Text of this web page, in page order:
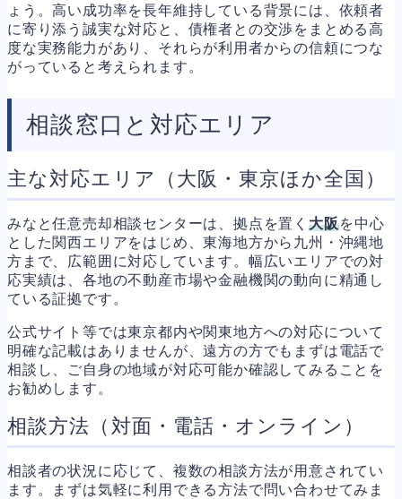
ょう。高い成功率を長年維持している背景には、依頼者
に寄り添う誠実な対応と、債権者との交渉をまとめる高
度な実務能力があり、それらが利用者からの信頼につな
がっていると考えられます。
相談窓口と対応エリア
主な対応エリア（大阪・東京ほか全国）
みなと任意売却相談センターは、拠点を置く 大阪を中心
とした関西エリアをはじめ、東海地方から九州・沖縄地
方まで、広範囲に対応しています。幅広いエリアでの対
応実績は、各地の不動産市場や金融機関の動向に精通し
ている証拠です。
公式サイト等では東京都内や関東地方への対応について
明確な記載はありませんが、遠方の方でもまずは電話で
相談し、ご自身の地域が対応可能か確認してみることを
お勧めします。
相談方法（対面・電話・オンライン）
相談者の状況に応じて、複数の相談方法が用意されてい
ます。まずは気軽に利用できる方法で問い合わせてみま